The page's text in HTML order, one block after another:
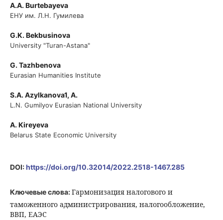
A.A. Burtebayeva
ЕНУ им. Л.Н. Гумилева
G.K. Bekbusinova
University "Turan-Astana"
G. Tazhbenova
Eurasian Humanities Institute
S.A. Azylkanova1, A.
L.N. Gumilyov Eurasian National University
A. Kireyeva
Belarus State Economic University
DOI:https://doi.org/10.32014/2022.2518-1467.285
Ключевые слова:Гармонизация налогового и
таможенного администрирования, налогообложение,
ВВП, ЕАЭС